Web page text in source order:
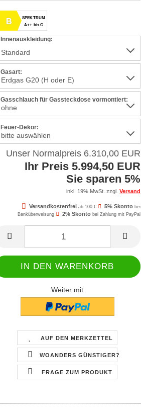
B
SPEKTRUM
A++ bis G
Innenauskleidung:
Gasart:
Gasschlauch für Gassteckdose vormontiert:
Feuer-Dekor:
Unser Normalpreis 6.310,00 EUR
Ihr Preis 5.994,50 EUR
Sie sparen 5%
inkl. 19% MwSt. zzgl. Versand
Versandkostenfrei ab 100 € 5% Skonto bei
Banküberweisung
2% Skonto bei Zahlung mit PayPal
Weiter mit
AUF DEN MERKZETTEL
WOANDERS GÜNSTIGER?
FRAGE ZUM PRODUKT